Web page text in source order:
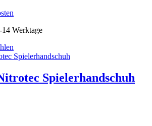
werden
14 Werktage
Produkt
mehrere
VariantenSpielerhandschuh